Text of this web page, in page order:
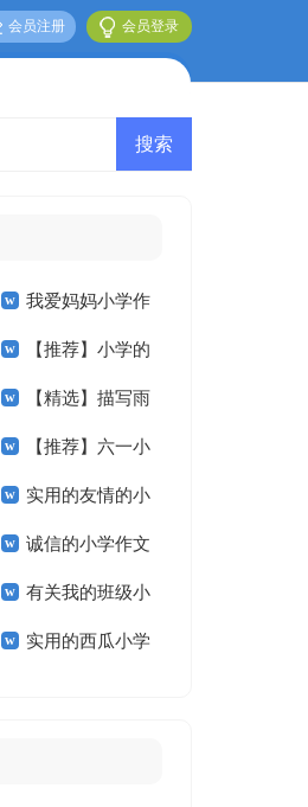
会员登录
会员注册
我爱妈妈小学作
文五篇【推荐】小学的
作文400字六篇
【精选】描写雨
的小学作文300字4
篇
【推荐】六一小
学作文4篇
实用的友情的小
学作文300字四篇
诚信的小学作文
汇编6篇
有关我的班级小
学作文合集9篇
实用的西瓜小学